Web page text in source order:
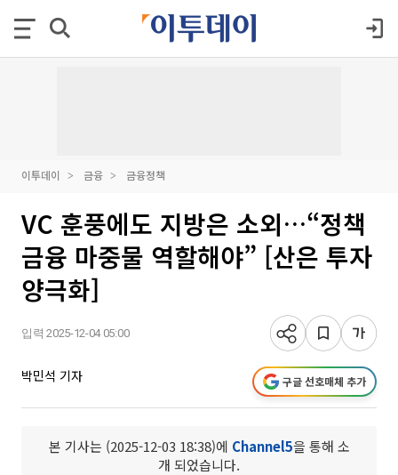
이투데이 금융 금융정책
VC 훈풍에도 지방은 소외…“정책
금융 마중물 역할해야” [산은 투자
양극화]
입력 2025-12-04 05:00
박민석 기자 구글 선호매체 추가
본 기사는 (2025-12-03 18:38)에 Channel5을 통해 소
개 되었습니다.